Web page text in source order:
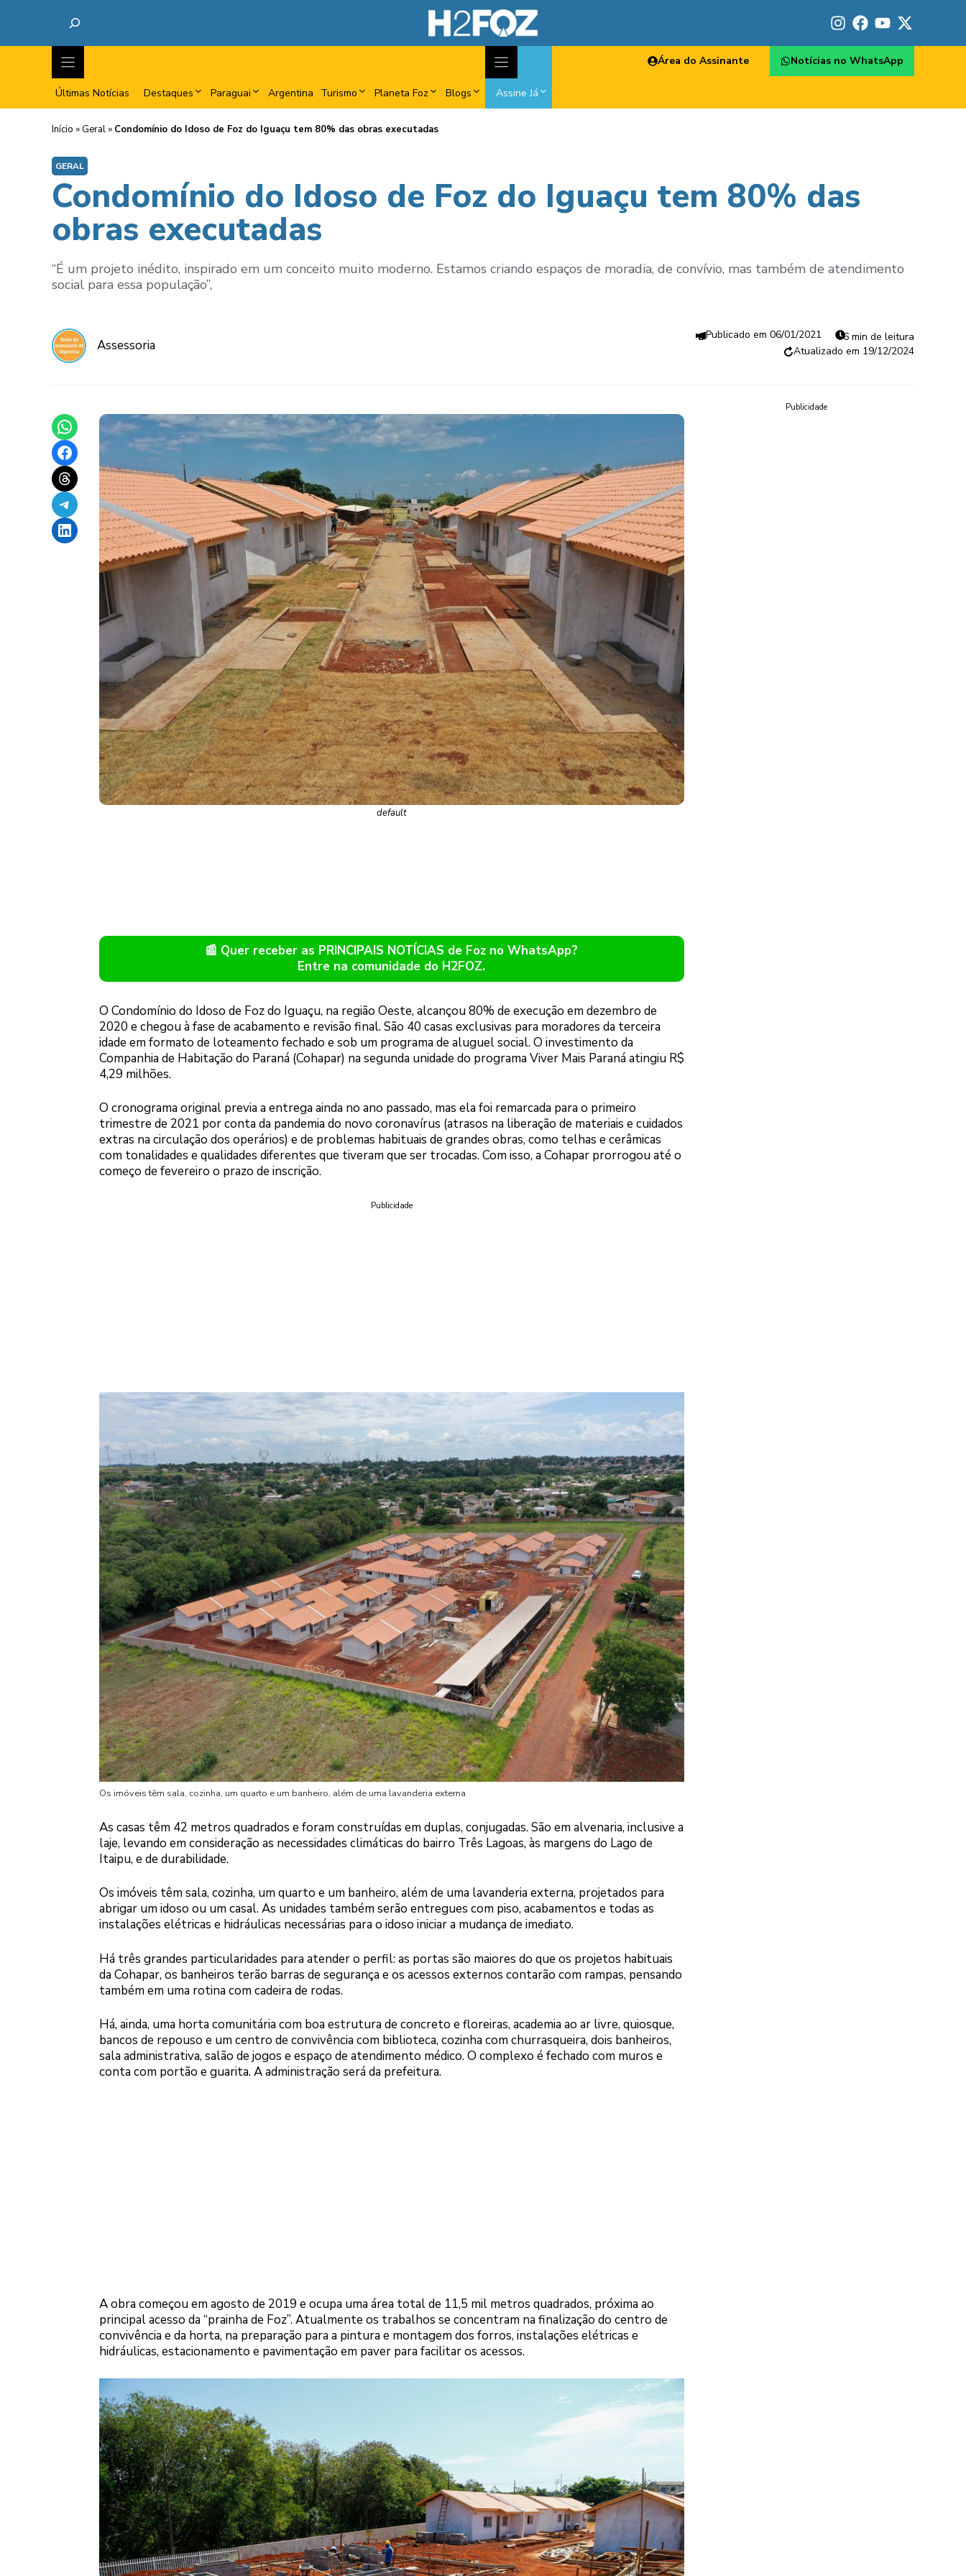
Últimas Notícias Destaques Paraguai Argentina Turismo Planeta Foz Blogs Assine Já
Área do Assinante Notícias no WhatsApp
Início » Geral » Condomínio do Idoso de Foz do Iguaçu tem 80% das obras executadas
GERAL
Condomínio do Idoso de Foz do Iguaçu tem 80% das
obras executadas
“É um projeto inédito, inspirado em um conceito muito moderno. Estamos criando espaços de moradia, de convívio, mas também de atendimento
social para essa população”,
Assessoria
06/01/2021
6 min de leitura
19/12/2024
Share on WhatsApp
Share on Facebook
Share on Threads
Share on Telegram
Share on LinkedIn
default
📰 Quer receber as PRINCIPAIS NOTÍCIAS de Foz no WhatsApp?
Entre na comunidade do H2FOZ.
O Condomínio do Idoso de Foz do Iguaçu, na região Oeste, alcançou 80% de execução em dezembro de
2020 e chegou à fase de acabamento e revisão final. São 40 casas exclusivas para moradores da terceira
idade em formato de loteamento fechado e sob um programa de aluguel social. O investimento da
Companhia de Habitação do Paraná (Cohapar) na segunda unidade do programa Viver Mais Paraná atingiu R$
4,29 milhões.
O cronograma original previa a entrega ainda no ano passado, mas ela foi remarcada para o primeiro
trimestre de 2021 por conta da pandemia do novo coronavírus (atrasos na liberação de materiais e cuidados
extras na circulação dos operários) e de problemas habituais de grandes obras, como telhas e cerâmicas
com tonalidades e qualidades diferentes que tiveram que ser trocadas. Com isso, a Cohapar prorrogou até o
começo de fevereiro o prazo de inscrição.
Publicidade
Os imóveis têm sala, cozinha, um quarto e um banheiro, além de uma lavanderia externa
As casas têm 42 metros quadrados e foram construídas em duplas, conjugadas. São em alvenaria, inclusive a
laje, levando em consideração as necessidades climáticas do bairro Três Lagoas, às margens do Lago de
Itaipu, e de durabilidade.
Os imóveis têm sala, cozinha, um quarto e um banheiro, além de uma lavanderia externa, projetados para
abrigar um idoso ou um casal. As unidades também serão entregues com piso, acabamentos e todas as
instalações elétricas e hidráulicas necessárias para o idoso iniciar a mudança de imediato.
Há três grandes particularidades para atender o perfil: as portas são maiores do que os projetos habituais
da Cohapar, os banheiros terão barras de segurança e os acessos externos contarão com rampas, pensando
também em uma rotina com cadeira de rodas.
Há, ainda, uma horta comunitária com boa estrutura de concreto e floreiras, academia ao ar livre, quiosque,
bancos de repouso e um centro de convivência com biblioteca, cozinha com churrasqueira, dois banheiros,
sala administrativa, salão de jogos e espaço de atendimento médico. O complexo é fechado com muros e
conta com portão e guarita. A administração será da prefeitura.
A obra começou em agosto de 2019 e ocupa uma área total de 11,5 mil metros quadrados, próxima ao
principal acesso da “prainha de Foz”. Atualmente os trabalhos se concentram na finalização do centro de
convivência e da horta, na preparação para a pintura e montagem dos forros, instalações elétricas e
hidráulicas, estacionamento e pavimentação em paver para facilitar os acessos.
Publicidade